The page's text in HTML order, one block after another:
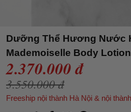
Dưỡng Thể Hương Nước
Mademoiselle Body Lotion
2.370.000 đ
3.550.000 đ
Freeship nội thành Hà Nội & nội